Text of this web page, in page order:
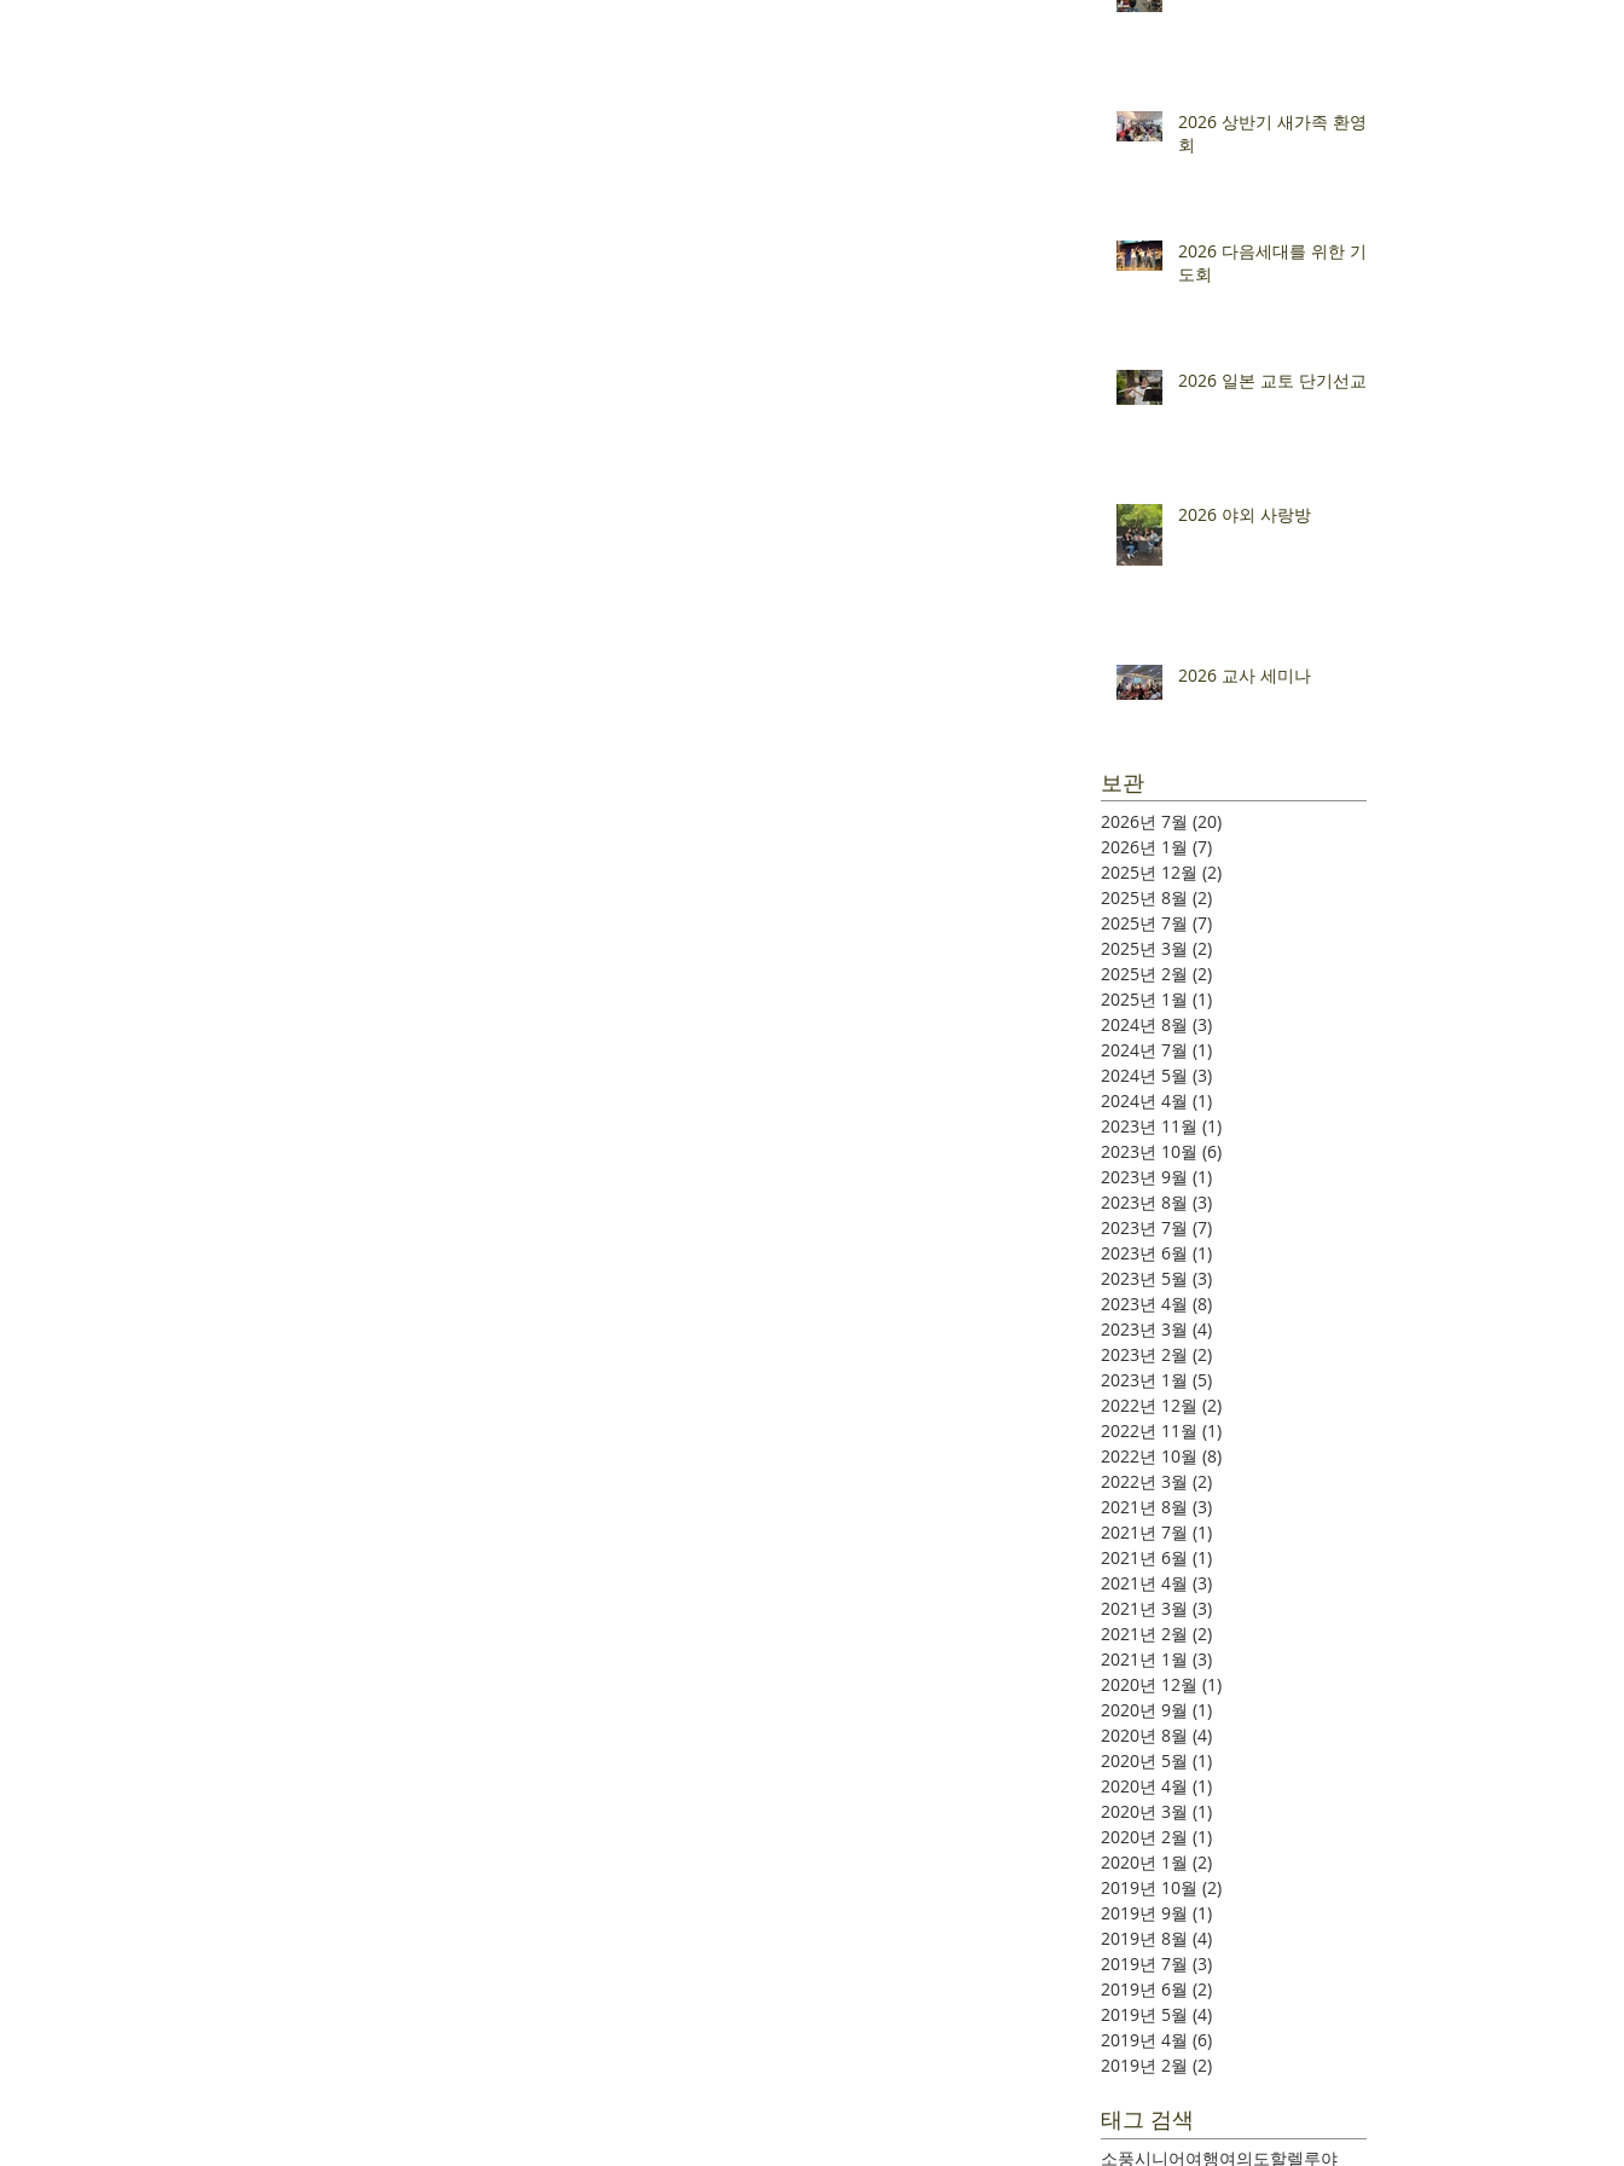
2026 상반기 새가족 환영
회
2026 다음세대를 위한 기
도회
2026 일본 교토 단기선교
2026 야외 사랑방
2026 교사 세미나
보관
2026년 7월 (20)
2026년 1월 (7)
2025년 12월 (2)
2025년 8월 (2)
2025년 7월 (7)
2025년 3월 (2)
2025년 2월 (2)
2025년 1월 (1)
2024년 8월 (3)
2024년 7월 (1)
2024년 5월 (3)
2024년 4월 (1)
2023년 11월 (1)
2023년 10월 (6)
2023년 9월 (1)
2023년 8월 (3)
2023년 7월 (7)
2023년 6월 (1)
2023년 5월 (3)
2023년 4월 (8)
2023년 3월 (4)
2023년 2월 (2)
2023년 1월 (5)
2022년 12월 (2)
2022년 11월 (1)
2022년 10월 (8)
2022년 3월 (2)
2021년 8월 (3)
2021년 7월 (1)
2021년 6월 (1)
2021년 4월 (3)
2021년 3월 (3)
2021년 2월 (2)
2021년 1월 (3)
2020년 12월 (1)
2020년 9월 (1)
2020년 8월 (4)
2020년 5월 (1)
2020년 4월 (1)
2020년 3월 (1)
2020년 2월 (1)
2020년 1월 (2)
2019년 10월 (2)
2019년 9월 (1)
2019년 8월 (4)
2019년 7월 (3)
2019년 6월 (2)
2019년 5월 (4)
2019년 4월 (6)
2019년 2월 (2)
태그 검색
소풍시니어여행여의도할렐루야